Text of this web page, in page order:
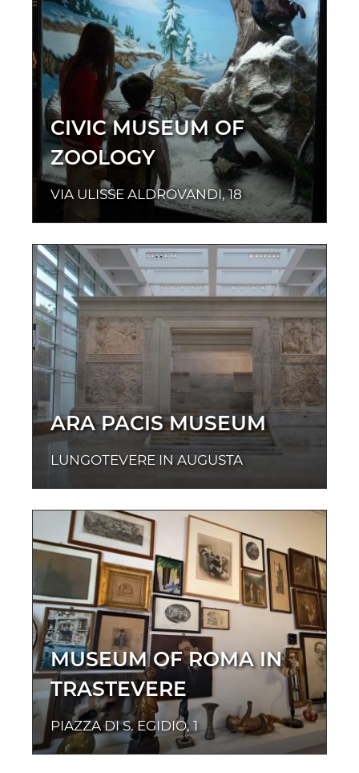
CIVIC MUSEUM OF
ZOOLOGY
VIA ULISSE ALDROVANDI, 18
ARA PACIS MUSEUM
LUNGOTEVERE IN AUGUSTA
MUSEUM OF ROMA IN
TRASTEVERE
PIAZZA DI S. EGIDIO, 1